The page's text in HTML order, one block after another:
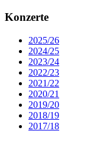
Konzerte
2025/26
2024/25
2023/24
2022/23
2021/22
2020/21
2019/20
2018/19
2017/18